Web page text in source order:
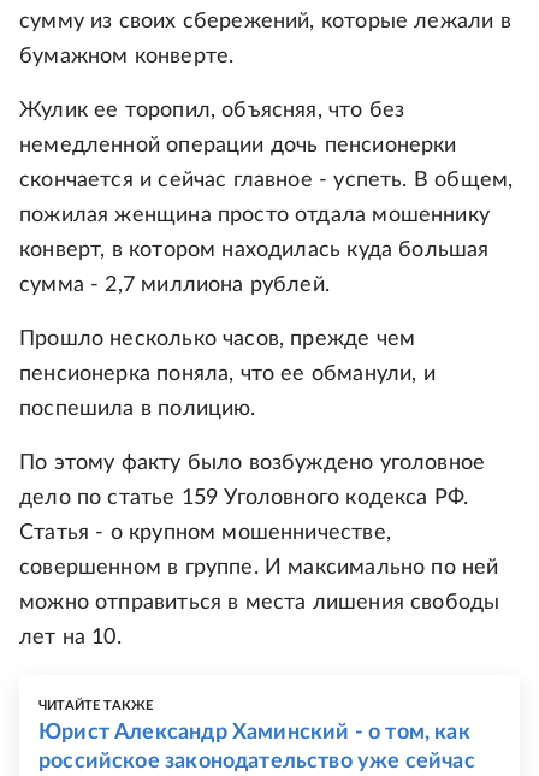
сумму из своих сбережений, которые лежали в
бумажном конверте.
Жулик ее торопил, объясняя, что без
немедленной операции дочь пенсионерки
скончается и сейчас главное - успеть. В общем,
пожилая женщина просто отдала мошеннику
конверт, в котором находилась куда большая
сумма - 2,7 миллиона рублей.
Прошло несколько часов, прежде чем
пенсионерка поняла, что ее обманули, и
поспешила в полицию.
По этому факту было возбуждено уголовное
дело по статье 159 Уголовного кодекса РФ.
Статья - о крупном мошенничестве,
совершенном в группе. И максимально по ней
можно отправиться в места лишения свободы
лет на 10.
ЧИТАЙТЕ ТАКЖЕ
Юрист Александр Хаминский - о том, как
российское законодательство уже сейчас